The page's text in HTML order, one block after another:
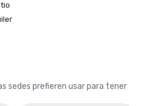
sedes prefieren usar para tener